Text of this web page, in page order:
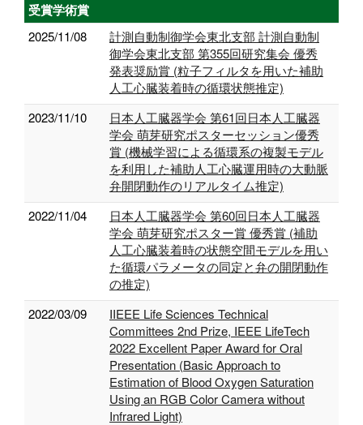
受賞学術賞
2025/11/08
計測自動制御学会東北支部 計測自動制
御学会東北支部 第355回研究集会 優秀
発表奨励賞 (粒子フィルタを用いた補助
人工心臓装着時の循環状態推定)
2023/11/10
日本人工臓器学会 第61回日本人工臓器
学会 萌芽研究ポスターセッション優秀
賞 (機械学習による循環系の複製モデル
を利用した補助人工心臓運用時の大動脈
弁開閉動作のリアルタイム推定)
2022/11/04
日本人工臓器学会 第60回日本人工臓器
学会 萌芽研究ポスター賞 優秀賞 (補助
人工心臓装着時の状態空間モデルを用い
た循環パラメータの同定と弁の開閉動作
の推定)
2022/03/09
IIEEE Life Sciences Technical
Committees 2nd Prize, IEEE LifeTech
2022 Excellent Paper Award for Oral
Presentation (Basic Approach to
Estimation of Blood Oxygen Saturation
Using an RGB Color Camera without
Infrared Light)